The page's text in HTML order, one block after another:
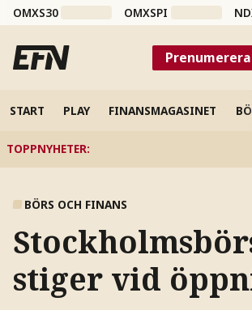
OMXS30 OMXSPI
Prenumerera
START PLAY FINANSMAGASINET
TOPPNYHETER:
BÖRS OCH FINANS
stiger vid